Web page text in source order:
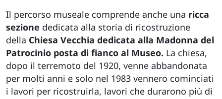
Il percorso museale comprende anche una ricca
sezione dedicata alla storia di ricostruzione
della Chiesa Vecchia dedicata alla Madonna del
Patrocinio posta di fianco al Museo. La chiesa,
dopo il terremoto del 1920, venne abbandonata
per molti anni e solo nel 1983 vennero cominciati
i lavori per ricostruirla, lavori che durarono più di